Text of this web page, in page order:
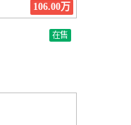
106.00万
在售